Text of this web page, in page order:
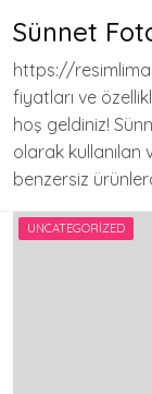
Sünnet
https://
fiyatları ve
hoş geldiniz!
olarak kullanılan
benzersiz
UNCATEGORIZED